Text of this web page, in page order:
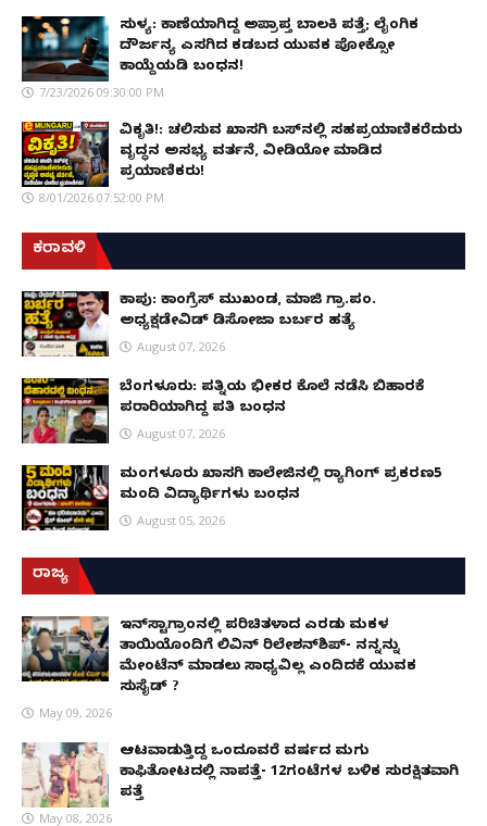
ಸುಳ್ಯ: ಕಾಣೆಯಾಗಿದ್ದ ಅಪ್ರಾಪ್ತ ಬಾಲಕಿ ಪತ್ತೆ; ಲೈಂಗಿಕ
ದೌರ್ಜನ್ಯ ಎಸಗಿದ ಕಡಬದ ಯುವಕ ಪೋಕ್ಸೋ
ಕಾಯ್ದೆಯಡಿ ಬಂಧನ!
7/23/2026 09:30:00 PM
ವಿಕೃತಿ!: ಚಲಿಸುವ ಖಾಸಗಿ ಬಸ್‌ನಲ್ಲಿ ಸಹಪ್ರಯಾಣಿಕರೆದುರು
ವೃದ್ಧನ ಅಸಭ್ಯ ವರ್ತನೆ, ವೀಡಿಯೋ ಮಾಡಿದ
ಪ್ರಯಾಣಿಕರು!
8/01/2026 07:52:00 PM
ಕರಾವಳಿ
ಕಾಪು: ಕಾಂಗ್ರೆಸ್ ಮುಖಂಡ, ಮಾಜಿ ಗ್ರಾ.ಪಂ.
ಅಧ್ಯಕ್ಷಡೇವಿಡ್ ಡಿಸೋಜಾ ಬರ್ಬರ ಹತ್ಯೆ
August 07, 2026
ಬೆಂಗಳೂರು: ಪತ್ನಿಯ ಭೀಕರ ಕೊಲೆ ನಡೆಸಿ ಬಿಹಾರಕ್ಕೆ
ಪರಾರಿಯಾಗಿದ್ದ ಪತಿ ಬಂಧನ
August 07, 2026
ಮಂಗಳೂರು ಖಾಸಗಿ ಕಾಲೇಜಿನಲ್ಲಿ ರ‌್ಯಾಗಿಂಗ್ ಪ್ರಕರಣ5
ಮಂದಿ ವಿದ್ಯಾರ್ಥಿಗಳು ಬಂಧನ
August 05, 2026
ರಾಜ್ಯ
ಇನ್​ಸ್ಟಾಗ್ರಾಂನಲ್ಲಿ ಪರಿಚಿತಳಾದ ಎರಡು ಮಕ್ಕಳ
ತಾಯಿಯೊಂದಿಗೆ ಲಿವಿನ್ ರಿಲೇಶನ್​ಶಿಪ್- ನನ್ನನ್ನು
ಮೇಂಟೆನ್ ಮಾಡಲು ಸಾಧ್ಯವಿಲ್ಲ ಎಂದಿದಕ್ಕೆ ಯುವಕ
ಸುಸೈಡ್ ?
May 09, 2026
ಆಟವಾಡುತ್ತಿದ್ದ ಒಂದೂವರೆ ವರ್ಷದ ಮಗು
ಕಾಫಿತೋಟದಲ್ಲಿ ನಾಪತ್ತೆ- 12ಗಂಟೆಗಳ ಬಳಿಕ ಸುರಕ್ಷಿತವಾಗಿ
ಪತ್ತೆ
May 08, 2026